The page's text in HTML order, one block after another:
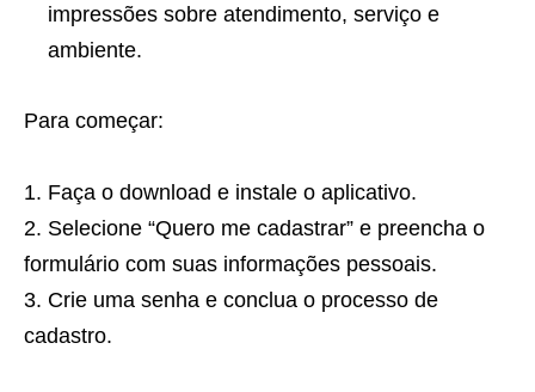
impressões sobre atendimento, serviço e
ambiente.
Para começar:
Faça o download e instale o aplicativo.
Selecione “Quero me cadastrar” e preencha o
formulário com suas informações pessoais.
Crie uma senha e conclua o processo de
cadastro.